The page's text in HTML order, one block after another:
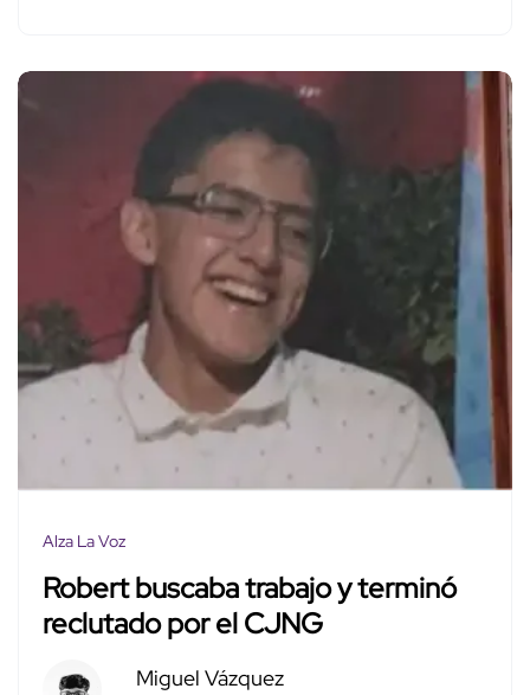
Alza La Voz
Robert buscaba trabajo y terminó
reclutado por el CJNG
Miguel Vázquez